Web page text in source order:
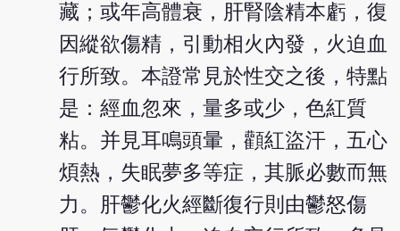
藏；或年高體衰，肝腎陰精本虧，復
因縱欲傷精，引動相火內發，火迫血
行所致。本證常見於性交之後，特點
是：經血忽來，量多或少，色紅質
粘。并見耳鳴頭暈，顴紅盜汗，五心
煩熱，失眠夢多等症，其脈必數而無
力。肝鬱化火經斷復行則由鬱怒傷